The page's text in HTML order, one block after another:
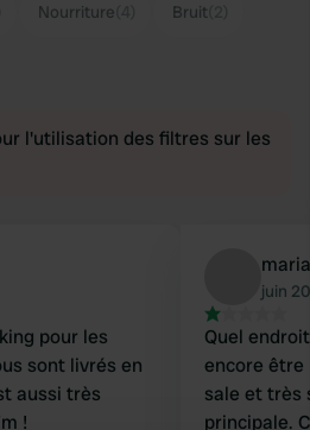
Nourriture Bruit
l'utilisation des filtres sur les
pour les
sont livrés en
aussi très
!
juin
Quel
encore
sale et très
principale.